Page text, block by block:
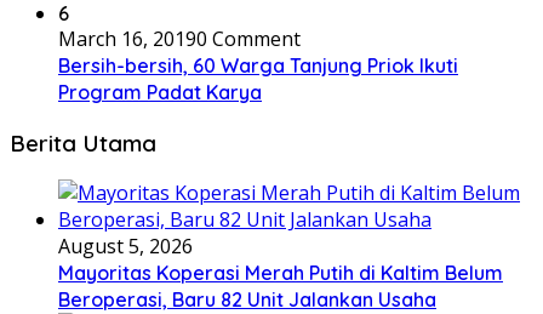
6
March 16, 20190 Comment
Bersih-bersih, 60 Warga Tanjung Priok Ikuti
Program Padat Karya
Berita Utama
August 5, 2026
Mayoritas Koperasi Merah Putih di Kaltim Belum
Beroperasi, Baru 82 Unit Jalankan Usaha